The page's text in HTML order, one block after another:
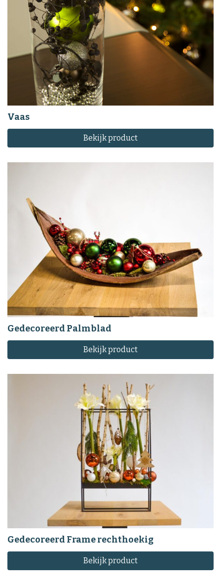
Vaas
Bekijk product
Gedecoreerd Palmblad
Bekijk product
Gedecoreerd Frame rechthoekig
Bekijk product